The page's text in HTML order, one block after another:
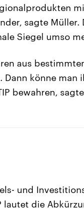
sagte
Siegel umso
aus
könne man
bewahren,
und
lautet die